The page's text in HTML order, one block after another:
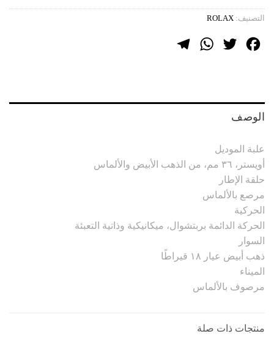
التصنيف: ROLAX
Facebook
Twitter
WhatsApp
الوصف
علبة الموديل
أويستر، ٣٦ مم، من الذهب الأبيض والألماس
حلقة الإطار
مرصع بالألماس
الحركية
الحركة الدائمة بربتشوال، ميكانيكية وذاتية التعبئة
السوار
ذهب أبيض عيار ١٨ قيراطًا
الميناء
مرصوف بالألماس
منتجات ذات صلة